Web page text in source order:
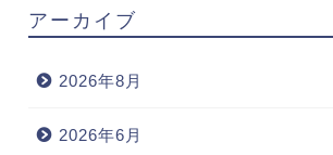
アーカイブ
2026年8月
2026年6月